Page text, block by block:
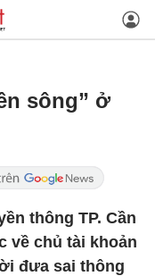
sông” ở
thông TP. Cần
về chủ tài khoản
đưa sai thông